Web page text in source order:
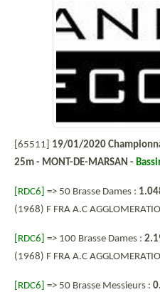
[65511] 19/01/2020
25m - MONT-DE-MARSAN -
[RDC6] => 50 Brasse Dames :
(1968) F FRA A.C
[RDC6] => 100 Brasse Dames :
(1968) F FRA A.C
[RDC6] => 50 Brasse Messieurs :